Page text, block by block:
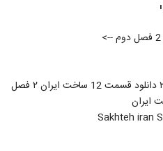
خرید قسمت دوازدهم ساخت ایران ۲ دانلود قسمت 12 ساخت ایران ۲ فصل